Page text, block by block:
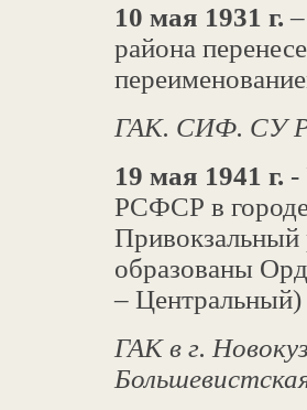
10 мая 1931 г.
района
ГАК. СИФ. СУ
19 мая 1941 г. -
РСФСР в
образованы
–
ГАК в г.